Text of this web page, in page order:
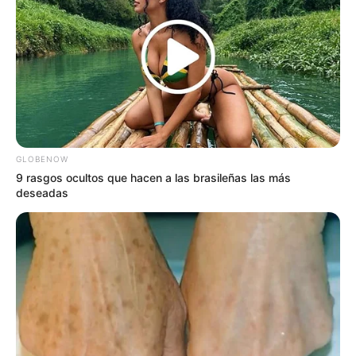
emocional y los estímulos
específicos que la ciencia valida,
mientras miles de internautas
debaten apasionadamente sobre
romper los viejos mitos. La
atmósfera en la caja de
comentarios está tan encendida
que se puede cortar con un
cuchillo”, comentó una reconocida
especialista en dinámicas de
pareja y salud al analizar el
alcance de la publicación.
El verdadero imán de esta noticia de última
GLOBENOW
9 rasgos ocultos que hacen a las brasileñas las más
deseadas